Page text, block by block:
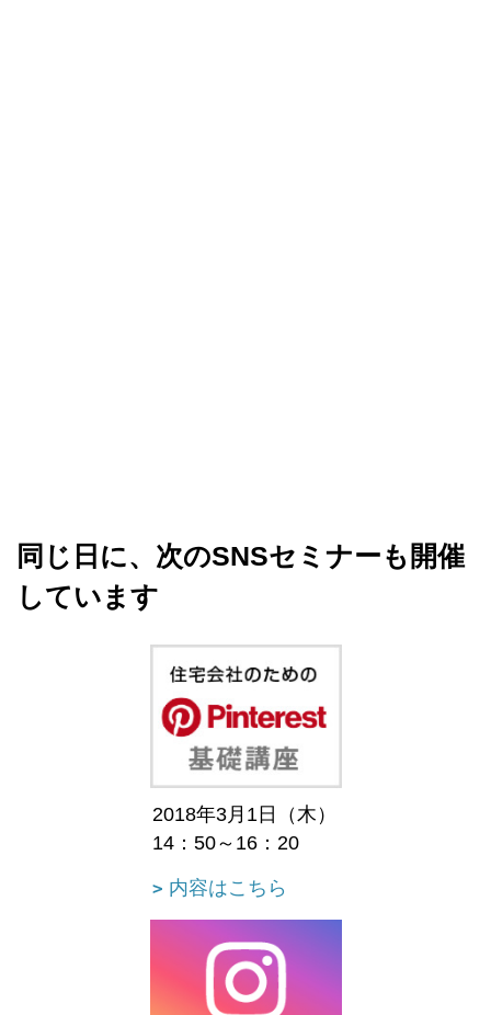
同じ日に、次のSNSセミナーも開催
しています
2018年3月1日（木）
14：50～16：20
内容はこちら